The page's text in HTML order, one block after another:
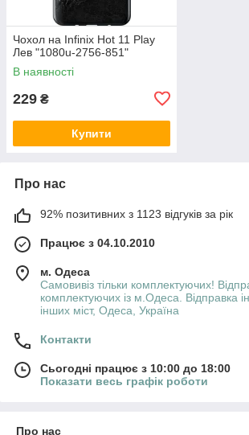
Чохол на Infinix Hot 11 Play
Лев "1080u-2756-851"
В наявності
229 ₴
Купити
Про нас
92% позитивних з 1123 відгуків за рік
Працює з 04.10.2010
м. Одеса
Самовивіз тільки комплектуючих!
комплектуючих із м.Одеса. Відправка
інших міст, Одеса, Україна
Контакти
Сьогодні працює з 10:00 до 18:00
Показати весь графік роботи
Про нас